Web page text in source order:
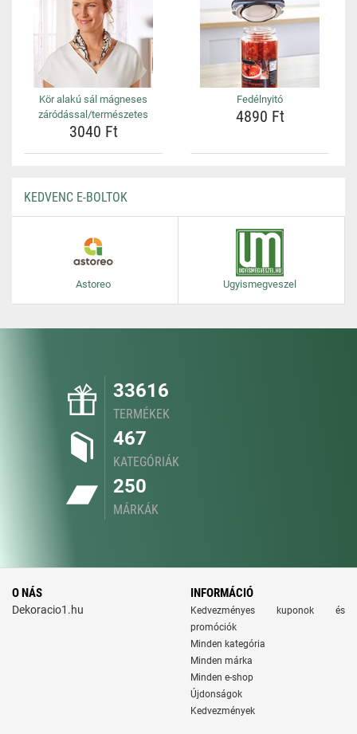
Kör alakú sál mágneses
záródással/természetes
3040 Ft
Fedélnyitó
4890 Ft
KEDVENC E-BOLTOK
Astoreo Ugyismegveszel
33616
TERMÉKEK
467
KATEGÓRIÁK
250
MÁRKÁK
O NÁS
Dekoracio1.hu
INFORMÁCIÓ
Kedvezményes kuponok és
promóciók
Minden kategória
Minden márka
Minden e-shop
Újdonságok
Kedvezmények